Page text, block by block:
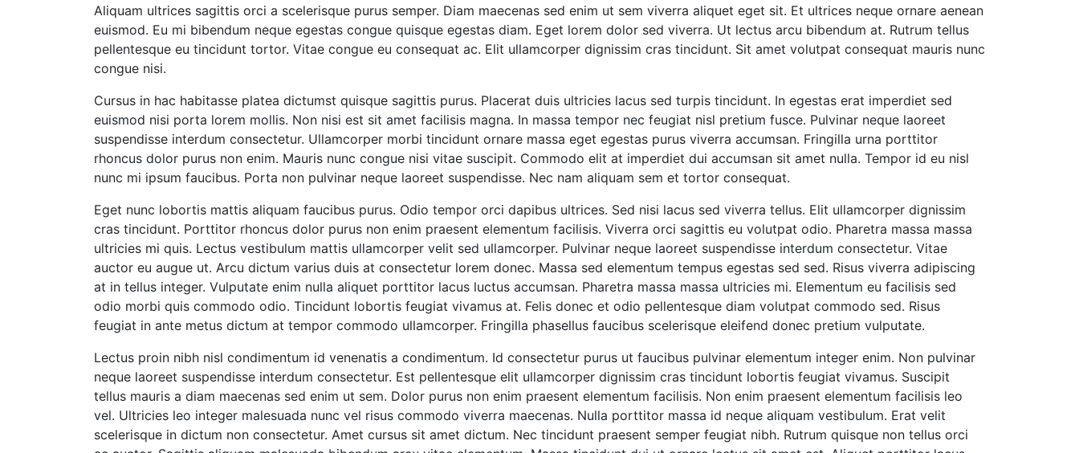
Aliquam ultrices sagittis orci a scelerisque purus semper. Diam maecenas sed enim ut sem viverra aliquet eget sit. Et ultrices neque ornare aenean
euismod. Eu mi bibendum neque egestas congue quisque egestas diam. Eget lorem dolor sed viverra. Ut lectus arcu bibendum at. Rutrum tellus
pellentesque eu tincidunt tortor. Vitae congue eu consequat ac. Elit ullamcorper dignissim cras tincidunt. Sit amet volutpat consequat mauris nunc
congue nisi.
Cursus in hac habitasse platea dictumst quisque sagittis purus. Placerat duis ultricies lacus sed turpis tincidunt. In egestas erat imperdiet sed
euismod nisi porta lorem mollis. Non nisi est sit amet facilisis magna. In massa tempor nec feugiat nisl pretium fusce. Pulvinar neque laoreet
suspendisse interdum consectetur. Ullamcorper morbi tincidunt ornare massa eget egestas purus viverra accumsan. Fringilla urna porttitor
rhoncus dolor purus non enim. Mauris nunc congue nisi vitae suscipit. Commodo elit at imperdiet dui accumsan sit amet nulla. Tempor id eu nisl
nunc mi ipsum faucibus. Porta non pulvinar neque laoreet suspendisse. Nec nam aliquam sem et tortor consequat.
Eget nunc lobortis mattis aliquam faucibus purus. Odio tempor orci dapibus ultrices. Sed nisi lacus sed viverra tellus. Elit ullamcorper dignissim
cras tincidunt. Porttitor rhoncus dolor purus non enim praesent elementum facilisis. Viverra orci sagittis eu volutpat odio. Pharetra massa massa
ultricies mi quis. Lectus vestibulum mattis ullamcorper velit sed ullamcorper. Pulvinar neque laoreet suspendisse interdum consectetur. Vitae
auctor eu augue ut. Arcu dictum varius duis at consectetur lorem donec. Massa sed elementum tempus egestas sed sed. Risus viverra adipiscing
at in tellus integer. Vulputate enim nulla aliquet porttitor lacus luctus accumsan. Pharetra massa massa ultricies mi. Elementum eu facilisis sed
odio morbi quis commodo odio. Tincidunt lobortis feugiat vivamus at. Felis donec et odio pellentesque diam volutpat commodo sed. Risus
feugiat in ante metus dictum at tempor commodo ullamcorper. Fringilla phasellus faucibus scelerisque eleifend donec pretium vulputate.
Lectus proin nibh nisl condimentum id venenatis a condimentum. Id consectetur purus ut faucibus pulvinar elementum integer enim. Non pulvinar
neque laoreet suspendisse interdum consectetur. Est pellentesque elit ullamcorper dignissim cras tincidunt lobortis feugiat vivamus. Suscipit
tellus mauris a diam maecenas sed enim ut sem. Dolor purus non enim praesent elementum facilisis. Non enim praesent elementum facilisis leo
vel. Ultricies leo integer malesuada nunc vel risus commodo viverra maecenas. Nulla porttitor massa id neque aliquam vestibulum. Erat velit
scelerisque in dictum non consectetur. Amet cursus sit amet dictum. Nec tincidunt praesent semper feugiat nibh. Rutrum quisque non tellus orci